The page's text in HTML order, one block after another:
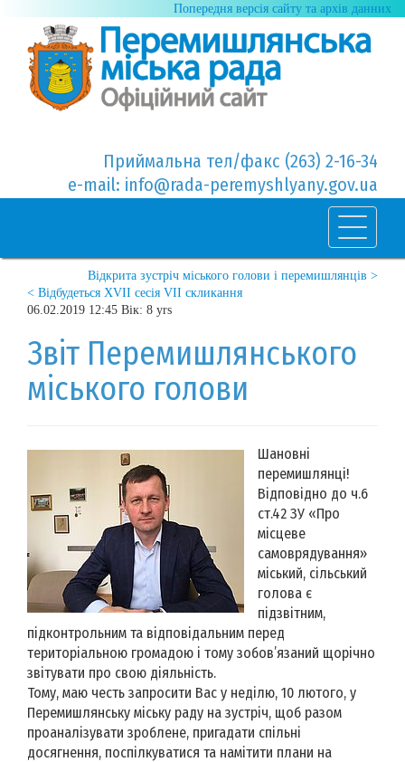
Попередня версія сайту та архів данних
Приймальна тел/факс (263) 2-16-34
e-mail: info@rada-peremyshlyany.gov.ua
Відкрита зустріч міського голови і перемишлянців >
< Відбудеться XVII сесія VII скликання
06.02.2019 12:45 Вік: 8 yrs
Звіт Перемишлянського
міського голови
Шановні
перемишлянці!
Відповідно до ч.6
ст.42 ЗУ «Про
місцеве
самоврядування»
міський, сільський
голова є
підзвітним,
підконтрольним та відповідальним перед
територіальною громадою і тому зобов’язаний щорічно
звітувати про свою діяльність.
Тому, маю честь запросити Вас у неділю, 10 лютого, у
Перемишлянську міську раду на зустріч, щоб разом
проаналізувати зроблене, пригадати спільні
досягнення, поспілкуватися та намітити плани на